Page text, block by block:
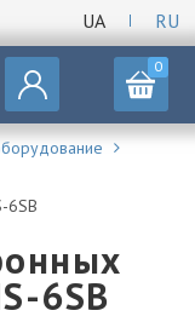
UA RU
0
6SB
6SB